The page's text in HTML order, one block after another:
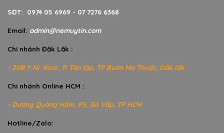
SĐT: 0974 05 6969 - 07 7276 6368
Email: admin@nemuytin.com
Chi nhánh Đăk Lăk :
- 20B Y Ni Ksor, P. Tân lập, TP Buôn Ma Thuột, Đăk lăk
Chi nhánh Online HCM :
- Dương Quảng Hàm, P5, Gò Vấp, TP HCM
Hotline/Zalo: